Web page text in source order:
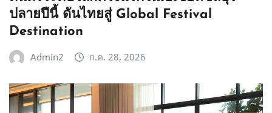
ปลายปีนี้ ดันไทยสู่ Global Festival
Destination
Admin2 ก.ค. 28, 2026